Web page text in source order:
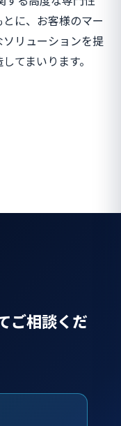
に、お客様のマー
リューションを提
てまいります。
ご相談くだ